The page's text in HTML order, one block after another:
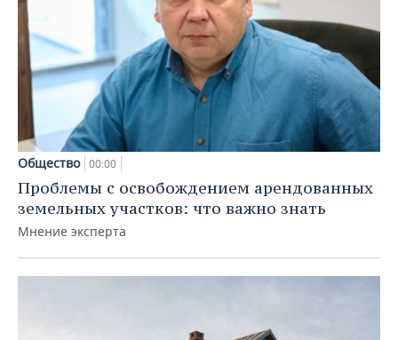
Общество 00:00
Проблемы с освобождением арендованных
земельных участков: что важно знать
Мнение эксперта